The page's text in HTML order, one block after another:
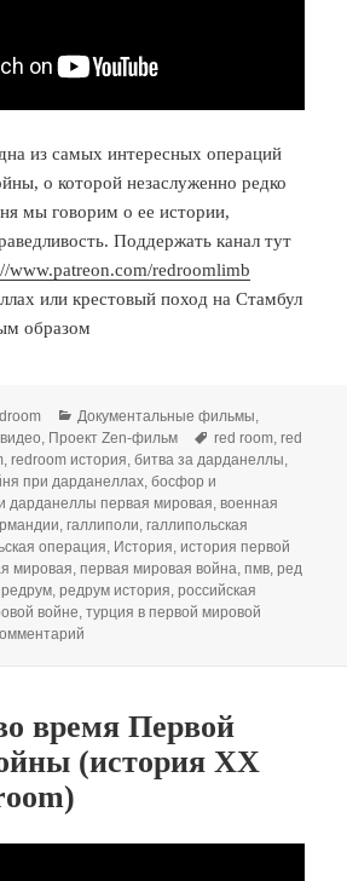
из самых интересных операций
о которой незаслуженно редко
мы говорим о ее истории,
Поддержать канал тут
www.patreon.com/redroomlimb
или крестовый поход на Стамбул
образом
Рубрики
Документальные фильмы,
, Проект Zen-фильм Метки
red room,red
,redroom история,битва за дарданеллы,
при дарданеллах,босфор и
дарданеллы первая мировая,военная
,галлиполи,галлипольская
операция, История,история первой
мировая,первая мировая война,пмв,ред
редрум,редрум история,российская
войне,турция в первой мировой
время Первой
(история XX